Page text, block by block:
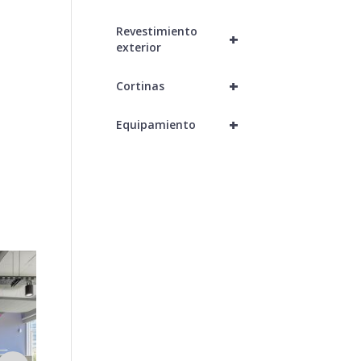
+
Revestimiento
exterior
+
Cortinas
+
Equipamiento